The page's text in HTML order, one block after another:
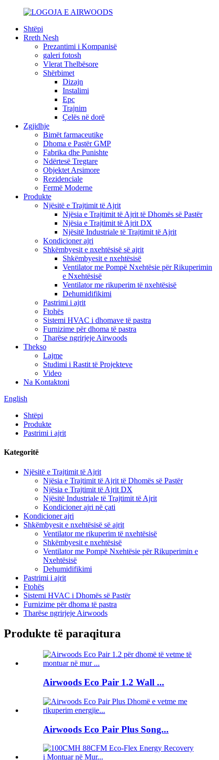
Shtëpi
Rreth Nesh
Prezantimi i Kompanisë
galeri fotosh
Vlerat Thelbësore
Shërbimet
Dizajn
Instalimi
Epc
Trajnim
Çelës në dorë
Zgjidhje
Bimët farmaceutike
Dhoma e Pastër GMP
Fabrika dhe Punishte
Ndërtesë Tregtare
Objektet Arsimore
Rezidenciale
Fermë Moderne
Produkte
Njësitë e Trajtimit të Ajrit
Njësia e Trajtimit të Ajrit të Dhomës së Pastër
Njësia e Trajtimit të Ajrit DX
Njësitë Industriale të Trajtimit të Ajrit
Kondicioner ajri
Shkëmbyesit e nxehtësisë së ajrit
Shkëmbyesit e nxehtësisë
Ventilator me Pompë Nxehtësie për Rikuperimin
e Nxehtësisë
Ventilator me rikuperim të nxehtësisë
Dehumidifikimi
Pastrimi i ajrit
Ftohës
Sistemi HVAC i dhomave të pastra
Furnizime për dhoma të pastra
Tharëse ngrirjeje Airwoods
Thekso
Lajme
Studimi i Rastit të Projekteve
Video
Na Kontaktoni
English
Shtëpi
Produkte
Pastrimi i ajrit
Kategoritë
Njësitë e Trajtimit të Ajrit
Njësia e Trajtimit të Ajrit të Dhomës së Pastër
Njësia e Trajtimit të Ajrit DX
Njësitë Industriale të Trajtimit të Ajrit
Kondicioner ajri në çati
Kondicioner ajri
Shkëmbyesit e nxehtësisë së ajrit
Ventilator me rikuperim të nxehtësisë
Shkëmbyesit e nxehtësisë
Ventilator me Pompë Nxehtësie për Rikuperimin e
Nxehtësisë
Dehumidifikimi
Pastrimi i ajrit
Ftohës
Sistemi HVAC i Dhomës së Pastër
Furnizime për dhoma të pastra
Tharëse ngrirjeje Airwoods
Produkte të paraqitura
Airwoods Eco Pair 1.2 Wall ...
Airwoods Eco Pair Plus Song...